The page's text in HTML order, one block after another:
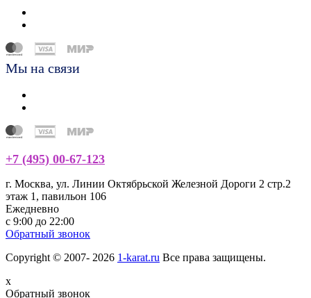
Мы на связи
+7 (495) 00-67-123
г. Москва, ул. Линии Октябрьской Железной Дороги 2 стр.2
этаж 1, павильон 106
Ежедневно
с 9:00 до 22:00
Обратный звонок
Copyright © 2007- 2026 1-karat.ru Все права защищены.
x
Обратный звонок